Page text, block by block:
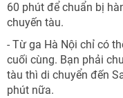
60 phút để chuẩn bị
chuyến tàu.
- Từ ga Hà Nội chỉ có
cuối cùng. Bạn phải
tàu thì di chuyển đến
phút nữa.